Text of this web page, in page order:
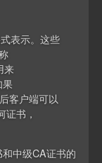
表示。这些
来
客户端可以
书，
中级CA证书的